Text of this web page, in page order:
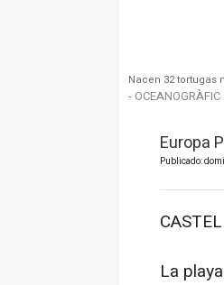
Nacen 32 tortugas
- OCEANOGRÀFIC
Europa
Publicado:
La